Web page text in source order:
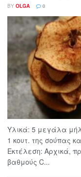
BY OLGA 0
Υλικά: 5 μεγάλα
1 κουτ. της σούπας
Εκτέλεση: Αρχικά,
βαθμούς C...